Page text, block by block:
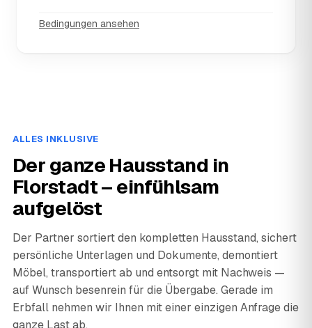
Bedingungen ansehen
ALLES INKLUSIVE
Der ganze Hausstand in
Florstadt – einfühlsam
aufgelöst
Der Partner sortiert den kompletten Hausstand, sichert
persönliche Unterlagen und Dokumente, demontiert
Möbel, transportiert ab und entsorgt mit Nachweis —
auf Wunsch besenrein für die Übergabe. Gerade im
Erbfall nehmen wir Ihnen mit einer einzigen Anfrage die
ganze Last ab.